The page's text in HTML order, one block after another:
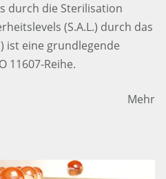
durch die Sterilisation
(S.A.L.) durch das
ist eine grundlegende
11607-Reihe.
Mehr